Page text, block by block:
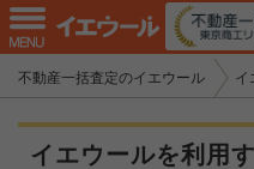
不動産一括査定のイエウール イ
イエウールを利用